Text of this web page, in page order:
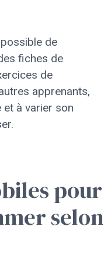
de
fiches de
de
apprenants,
à varier son
pour
selon